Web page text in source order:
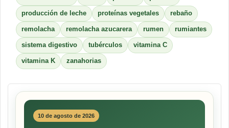
producción de leche proteínas vegetales rebaño
remolacha remolacha azucarera rumen rumiantes
sistema digestivo tubérculos vitamina C
vitamina K zanahorias
10 de agosto de 2026